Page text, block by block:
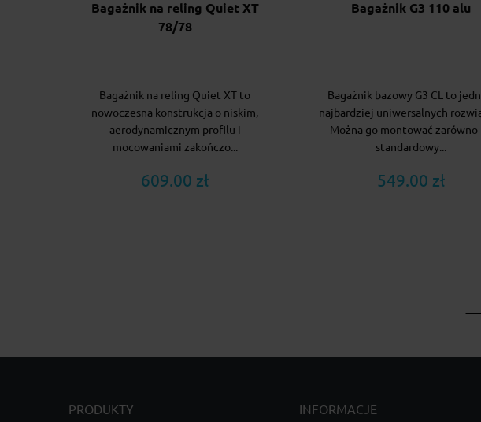
Bagażnik na reling Quiet XT
78/78
Bagażnik na reling Quiet XT to
nowoczesna konstrukcja o niskim,
aerodynamicznym profilu i
mocowaniami zakończo...
609.00 zł
Bagażnik G3 110 alu
Bagażnik bazowy G3 CL to
najbardziej uniwersalnych
Można go montować zarówno
standardowy...
549.00 zł
PRODUKTY INFORMACJE